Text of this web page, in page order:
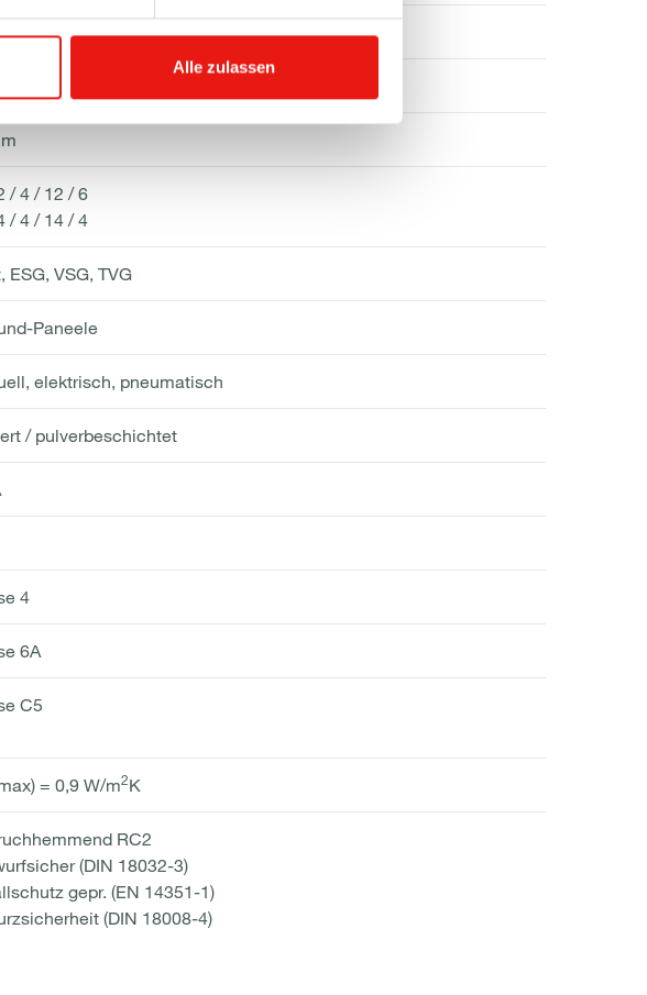
Alle zulassen
/ 4 / 12 / 6
/ 4 / 14 / 4
ESG, VSG, TVG
Paneele
elektrisch, pneumatisch
/ pulverbeschichtet
4
6A
C5
= 0,9 W/m2K
RC2
(DIN 18032-3)
gepr. (EN 14351-1)
(DIN 18008-4)